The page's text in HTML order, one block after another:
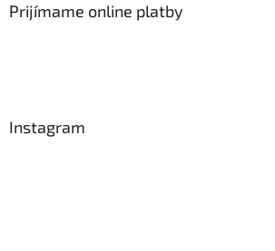
Prijímame online platby
Instagram